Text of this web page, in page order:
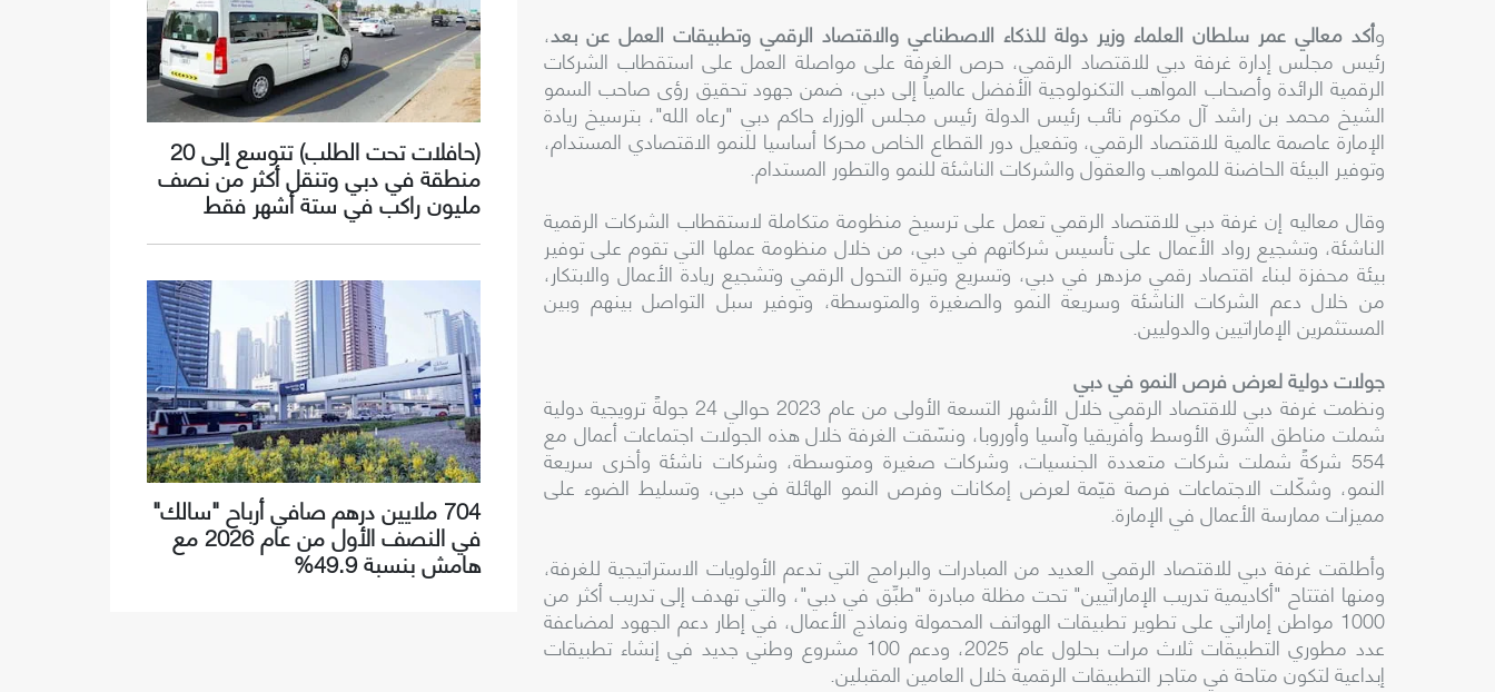
وأكد معالي عمر سلطان العلماء وزير دولة للذكاء الاصطناعي والاقتصاد الرقمي وتطبيقات العمل عن بعد،
رئيس مجلس إدارة غرفة دبي للاقتصاد الرقمي، حرص الغرفة على مواصلة العمل على استقطاب الشركات
الرقمية الرائدة وأصحاب المواهب التكنولوجية الأفضل عالمياً إلى دبي، ضمن جهود تحقيق رؤى صاحب السمو
الشيخ محمد بن راشد آل مكتوم نائب رئيس الدولة رئيس مجلس الوزراء حاكم دبي "رعاه الله"، بترسيخ ريادة
الإمارة عاصمة عالمية للاقتصاد الرقمي، وتفعيل دور القطاع الخاص محركا أساسيا للنمو الاقتصادي المستدام،
وتوفير البيئة الحاضنة للمواهب والعقول والشركات الناشئة للنمو والتطور المستدام.
وقال معاليه إن غرفة دبي للاقتصاد الرقمي تعمل على ترسيخ منظومة متكاملة لاستقطاب الشركات الرقمية
الناشئة، وتشجيع رواد الأعمال على تأسيس شركاتهم في دبي، من خلال منظومة عملها التي تقوم على توفير
بيئة محفزة لبناء اقتصاد رقمي مزدهر في دبي، وتسريع وتيرة التحول الرقمي وتشجيع ريادة الأعمال والابتكار،
من خلال دعم الشركات الناشئة وسريعة النمو والصغيرة والمتوسطة، وتوفير سبل التواصل بينهم وبين
المستثمرين الإماراتيين والدوليين.
جولات دولية لعرض فرص النمو في دبي
ونظمت غرفة دبي للاقتصاد الرقمي خلال الأشهر التسعة الأولى من عام 2023 حوالي 24 جولةً ترويجية دولية
شملت مناطق الشرق الأوسط وأفريقيا وآسيا وأوروبا، ونسّقت الغرفة خلال هذه الجولات اجتماعات أعمال مع
554 شركةً شملت شركات متعددة الجنسيات، وشركات صغيرة ومتوسطة، وشركات ناشئة وأخرى سريعة
النمو، وشكّلت الاجتماعات فرصة قيّمة لعرض إمكانات وفرص النمو الهائلة في دبي، وتسليط الضوء على
مميزات ممارسة الأعمال في الإمارة.
وأطلقت غرفة دبي للاقتصاد الرقمي العديد من المبادرات والبرامج التي تدعم الأولويات الاستراتيجية للغرفة،
ومنها افتتاح "أكاديمية تدريب الإماراتيين" تحت مظلة مبادرة "طبِّق في دبي"، والتي تهدف إلى تدريب أكثر من
1000 مواطن إماراتي على تطوير تطبيقات الهواتف المحمولة ونماذج الأعمال، في إطار دعم الجهود لمضاعفة
عدد مطوري التطبيقات ثلاث مرات بحلول عام 2025، ودعم 100 مشروع وطني جديد في إنشاء تطبيقات
إبداعية لتكون متاحة في متاجر التطبيقات الرقمية خلال العامين المقبلين.
(حافلات تحت الطلب) تتوسع إلى 20
منطقة في دبي وتنقل أكثر من نصف
مليون راكب في ستة أشهر فقط
704 ملايين درهم صافي أرباح "سالك"
في النصف الأول من عام 2026 مع
هامش بنسبة 49.9%